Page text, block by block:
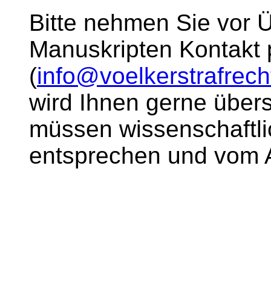
Bitte nehmen Sie vor
Manuskripten Kontakt
(
wird Ihnen gerne
müssen
entsprechen und vom